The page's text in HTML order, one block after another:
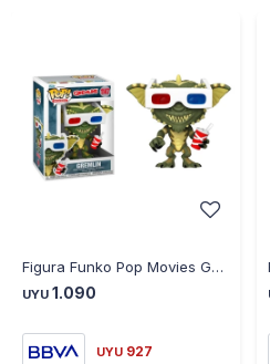
Figura Funko Pop Movies Gremlin con Lentes 3D
UYU 1.090
UYU 927